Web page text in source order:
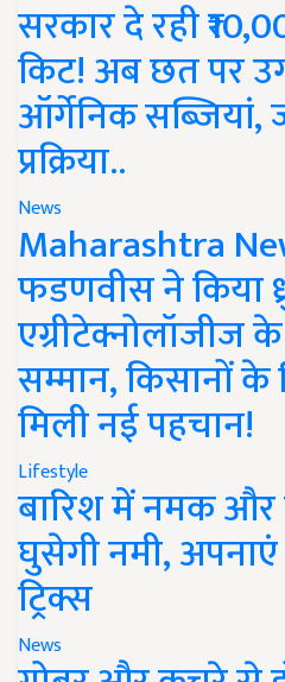
सरकार दे रही
किट! अब छत पर
ऑर्गेनिक
प्रक्रिया..
News
Maharashtra
फडणवीस ने किया
एग्रीटेक्नोलॉजीज
सम्मान, किसानों के
मिली नई पहचान!
Lifestyle
बारिश में नमक और
घुसेगी नमी,
ट्रिक्स
News